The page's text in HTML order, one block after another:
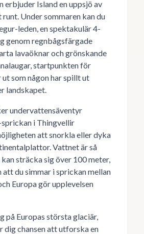
erbjuder Island en uppsjö av
Under sommaren kan du
leden, en spektakulär 4-
genom regnbågsfärgade
lavaöknar och grönskande
startpunkten för
ut som någon har spillt ut
landskapet.
undervattensäventyr
i Thingvellir
att snorkla eller dyka
Vattnet är så
sträcka sig över 100 meter,
du simmar i sprickan mellan
Europa gör upplevelsen
på Europas största glaciär,
dig chansen att utforska en